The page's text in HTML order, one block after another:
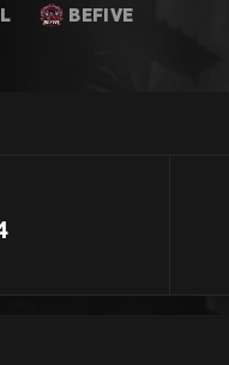
BEFIVE